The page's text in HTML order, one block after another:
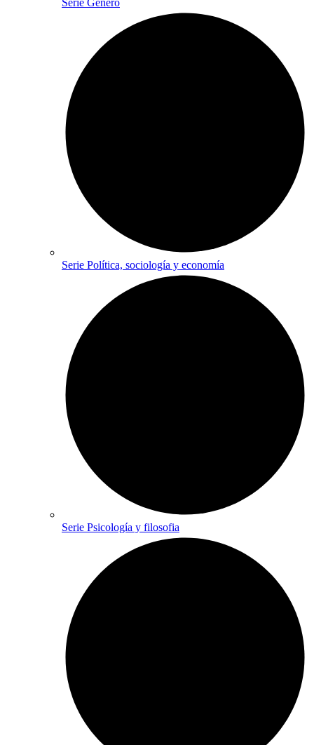
Serie Política, sociología y economía
Serie Psicología y filosofia